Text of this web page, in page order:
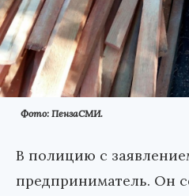
Фото: ПензаСМИ.
В полицию с
предприниматель. Он